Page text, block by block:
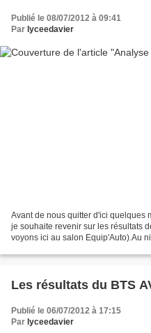
Publié le 08/07/2012 à 09:41
Par lyceedavier
Avant de nous quitter d'ici quelques
je souhaite revenir sur les résultats
voyons ici au salon Equip'Auto).Au
Les résultats du BTS
Publié le 06/07/2012 à 17:15
Par lyceedavier